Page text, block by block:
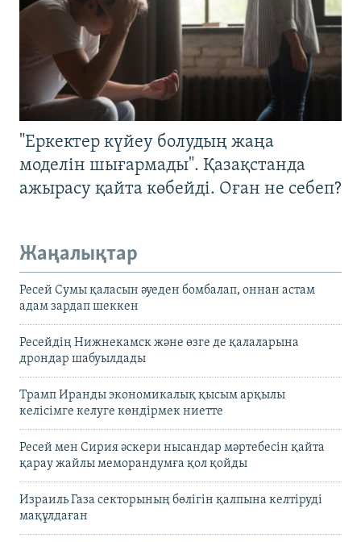
"Еркектер күйеу болудың жаңа
моделін шығармады". Қазақстанда
ажырасу қайта көбейді. Оған не себеп?
Жаңалықтар
Ресей Сумы қаласын әуеден бомбалап, оннан астам
адам зардап шеккен
Ресейдің Нижнекамск және өзге де қалаларына
дрондар шабуылдады
Трамп Иранды экономикалық қысым арқылы
келісімге келуге көндірмек ниетте
Ресей мен Сирия әскери нысандар мәртебесін қайта
қарау жайлы меморандумға қол қойды
Израиль Газа секторының бөлігін қалпына келтіруді
мақұлдаған